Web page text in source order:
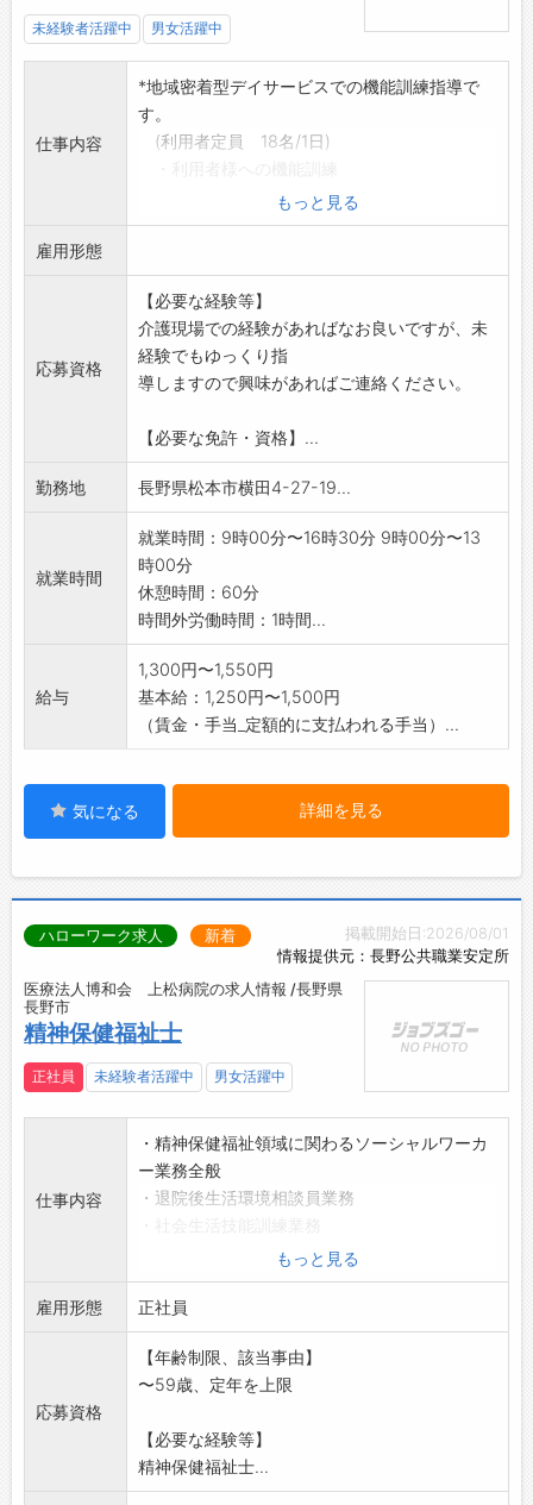
未経験者活躍中 男女活躍中
仕事内容
*地域密着型デイサービスでの機能訓練指導で
す。
(利用者定員 18名/1日)
・入浴介助誘導、更衣介助
・レクリエーションの補助
・事務処理(簡単なPC操作があります)
※送迎業務があります。(軽自動車・ミニバ
ンの運転)
◆スタッフ同士の関係が良く、とても明るい職
場です。
しています。
*応募の場合は、ハローワークの紹介状をお持ち
ください。
もっと見る
雇用形態
応募資格
【必要な経験等】
介護現場での経験があればなお良いですが、未
経験でもゆっくり指
導しますので興味があればご連絡ください。
【必要な免許・資格】...
勤務地 長野県松本市横田4-27-19...
就業時間
就業時間：9時00分〜16時30分 9時00分〜13
時00分
休憩時間：60分
時間外労働時間：1時間...
給与
1,300円〜1,550円
基本給：1,250円〜1,500円
（賃金・手当_定額的に支払われる手当）...
気になる 詳細を見る
掲載開始日:2026/08/01
情報提供元：長野公共職業安定所
ハローワーク求人 新着
医療法人博和会 上松病院の求人情報 /長野県
長野市
精神保健福祉士
正社員 未経験者活躍中 男女活躍中
仕事内容
・精神保健福祉領域に関わるソーシャルワーカ
ー業務全般
・退院後生活環境相談員業務
・退院前訪問指導業務
【変更範囲:変更なし】
もっと見る
雇用形態 正社員
応募資格
【年齢制限、該当事由】
〜59歳、定年を上限
【必要な経験等】
精神保健福祉士...